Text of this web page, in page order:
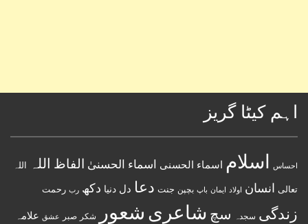
اہم کیٹا گریز
احساس اسلام اسماء الحسنى اسماء الحسنیٰ الفاظ اللہ اللہ
تعالی انسان اولاد ایمان باپ بچپن جنت دعا دل دنیا دکھ رب رحمت
زندگی سجدہ سچ شاعری شعور شکر صبر عشق علامہ